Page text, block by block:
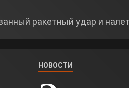
ракетный удар и
НОВОСТИ